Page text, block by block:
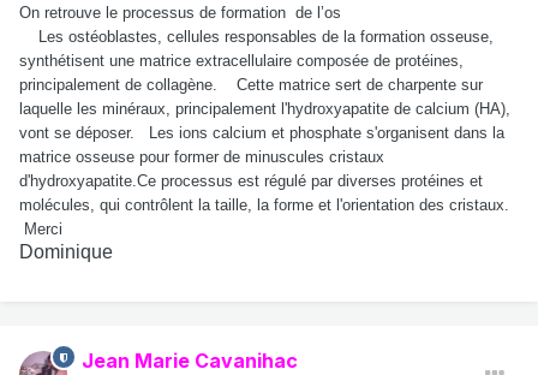
On retrouve le processus de formation de l’os
Les ostéoblastes, cellules responsables de la formation osseuse,
synthétisent une matrice extracellulaire composée de protéines,
principalement de collagène.
Cette matrice sert de charpente sur
laquelle les minéraux, principalement l'hydroxyapatite de calcium (HA),
vont se déposer.
Les ions calcium et phosphate s'organisent dans la
matrice osseuse pour former de minuscules cristaux
d'hydroxyapatite.Ce processus est régulé par diverses protéines et
molécules, qui contrôlent la taille, la forme et l'orientation des cristaux.
Merci
Dominique
Jean Marie Cavanihac